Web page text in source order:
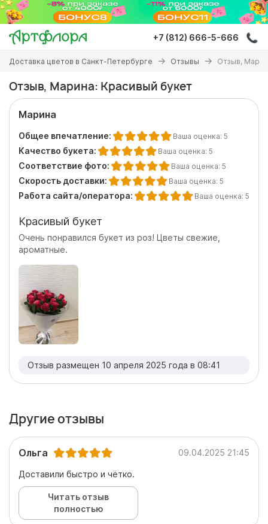
Перейти
основному
содержанию
+7 (812) 666-5-666
Вы
здесь
Доставка цветов в Санкт-Петербурге Отзывы Отзыв,
Отзыв, Марина: Красивый букет
Марина
Общее впечатление: Ваша оценка: 5
Качество букета: Ваша оценка: 5
Соответствие фото: Ваша оценка: 5
Скорость доставки: Ваша оценка: 5
Работа сайта/оператора: Ваша оценка: 5
Красивый букет
Очень понравился букет из роз! Цветы свежие,
ароматные.
Отзыв размещен 10 апреля 2025 года в 08:41
Другие отзывы
Ольга 09.04.2025 21:45
Доставили быстро и чётко.
Читать отзыв
полностью